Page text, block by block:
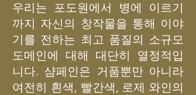
우리는 포도원에서 병에 이르기
까지 자신의 창작물을 통해 이야
기를 전하는 최고 품질의 소규모
도메인에 대해 대단히 열정적입
니다. 샴페인은 거품뿐만 아니라
여전히 흰색, 빨간색, 로제 와인의